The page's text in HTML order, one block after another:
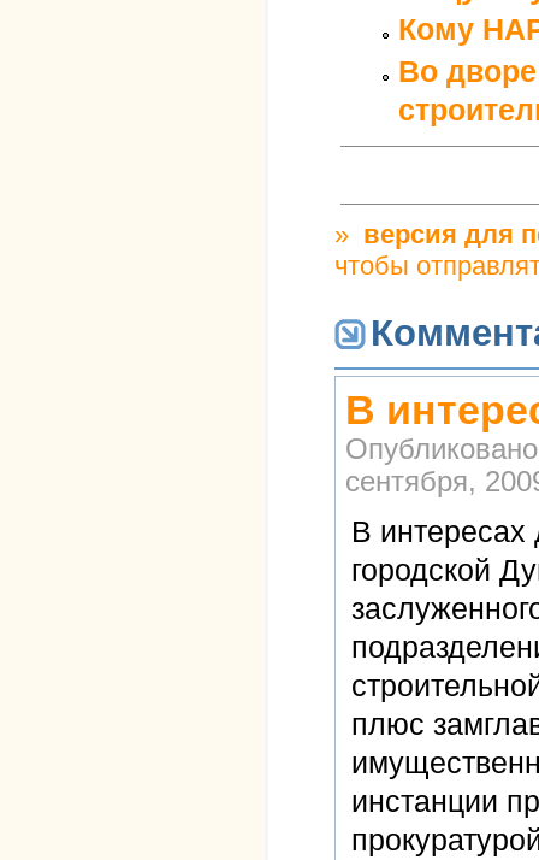
Кому
Во
» версия для
чтобы
В
сентября,
В интересах
городской
плюс
инстанции